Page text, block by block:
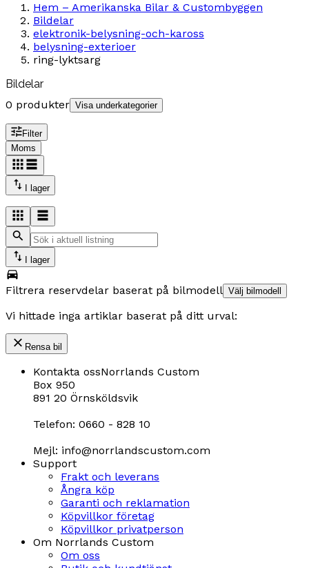
Hem – Amerikanska Bilar & Custombyggen
Bildelar
elektronik-belysning-och-kaross
belysning-exterioer
ring-lyktsarg
Bildelar
0 produkter Visa underkategorier
Filter
Moms
I lager
I lager
Filtrera reservdelar baserat på bilmodell Välj bilmodell
Vi hittade inga artiklar baserat på ditt urval:
Rensa bil
Kontakta ossNorrlands Custom
Box 950
891 20 Örnsköldsvik
Telefon: 0660 - 828 10
Mejl: info@norrlandscustom.com
Support
Frakt och leverans
Ångra köp
Garanti och reklamation
Köpvillkor företag
Köpvillkor privatperson
Om Norrlands Custom
Om oss